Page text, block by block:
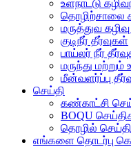
உள்நாட்டு
தொழிற்சாலை
மருத்துவ
குடிநீர் தீர்வுகள்
பாய்லர் நீர்
மருந்து மற்றும்
மீன்வளர்ப்பு
செய்தி
கண்காட்சி
BOQU
தொழில்
எங்களை தொடர்பு